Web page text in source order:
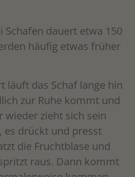
Schafen dauert etwa 150
häufig etwas früher
läuft das Schaf lange hin
zur Ruhe kommt und
wieder zieht sich sein
es drückt und presst
die Fruchtblase und
raus. Dann kommt